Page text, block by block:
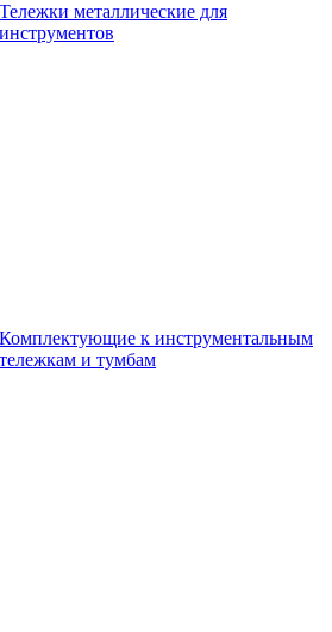
Тележки металлические для
инструментов
Комплектующие к инструментальным
тележкам и тумбам